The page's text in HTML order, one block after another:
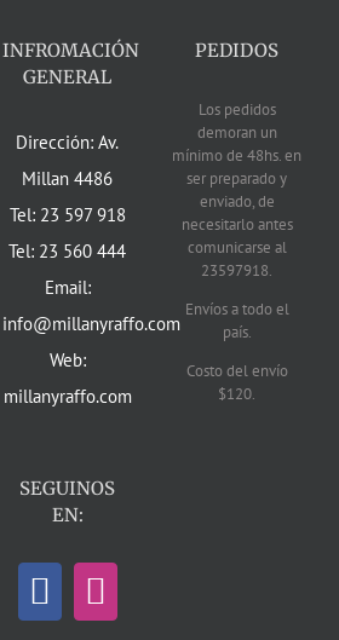
INFROMACIÓN
GENERAL
Dirección: Av.
Millan 4486
Tel: 23 597 918
Tel: 23 560 444
Email:
info@millanyraffo.com
Web:
millanyraffo.com
SEGUINOS
EN:
PEDIDOS
Los pedidos
demoran un
mínimo de 48hs. en
ser preparado y
enviado, de
necesitarlo antes
comunicarse al
23597918.
Envíos a todo el
país.
Costo del envío
$120.